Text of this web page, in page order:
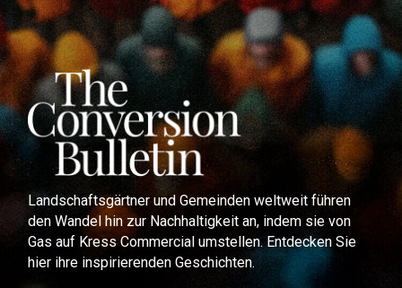
Landschaftsgärtner und Gemeinden weltweit führen
den Wandel hin zur Nachhaltigkeit an, indem sie von
Gas auf Kress Commercial umstellen. Entdecken Sie
hier ihre inspirierenden Geschichten.